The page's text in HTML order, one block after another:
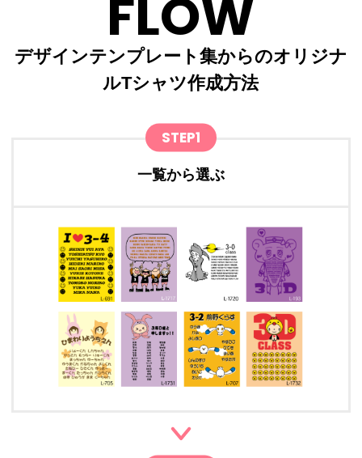
FLOW
デザインテンプレート集からのオリジナ
ルTシャツ作成方法
STEP1
一覧から選ぶ